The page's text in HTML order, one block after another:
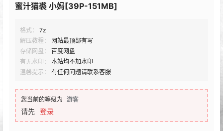
蜜汁猫裘 小妈[39P-151MB]
格式：
7z
解压教程：
网站最顶部有写
存储网盘：
百度网盘
有无水印：
本站均不加水印
温馨提示：
有任何问题请联系客服
您当前的等级为 游客
请先 登录